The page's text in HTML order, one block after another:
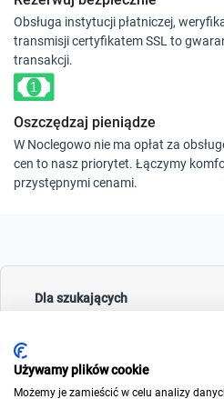
Obsługa instytucji płatniczej,
transmisji certyfikatem SSL to
transakcji.
Oszczędzaj pieniądze
W Noclegowo nie ma opłat za
cen to nasz priorytet. Łączymy
przystępnymi cenami.
Dla szukających
Używamy plików cookie
Możemy je zamieścić w celu analizy